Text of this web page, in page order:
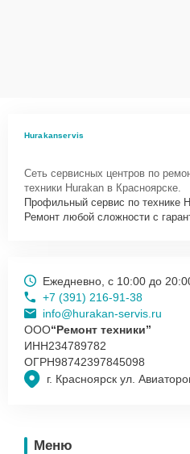
Для запуска процесса ремонта
проконсультируют по всем
диагностику, подскажут с
оформят выезд мастера в удобное
Hurakanservis
Сеть сервисных центров по
техники Hurakan в Красноярске.
Профильный сервис по технике
Ремонт любой сложности с
г. Красноярск ул.
Ежедневно, с 10:00 до
+7 (391) 216-91-38
info@hurakan-servis.ru
ООО“Ремонт техники”
ИНН234789782
ОГРН98742397845098
Меню